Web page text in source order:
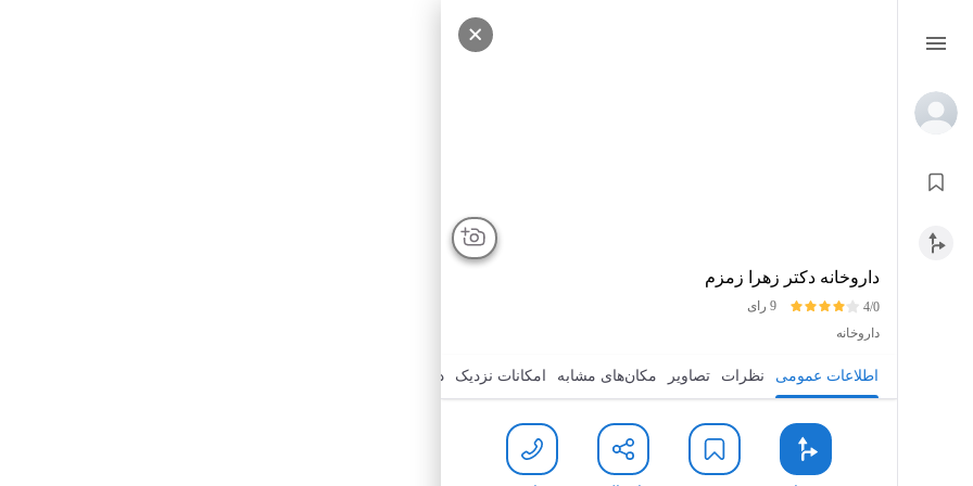
داروخانه دکتر زهرا زمزم
4/0
9 رای
داروخانه
اطلاعات عمومی نظرات تصاویر مکان‌های مشابه امکانات نزدیک درباره